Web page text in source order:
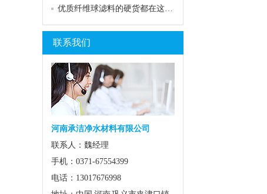
优质纤维球滤料的硬货都在这…
联系我们
河南承洁净水材料有限公司
联系人：魏经理
手机：0371-67554399
电话：13017676998